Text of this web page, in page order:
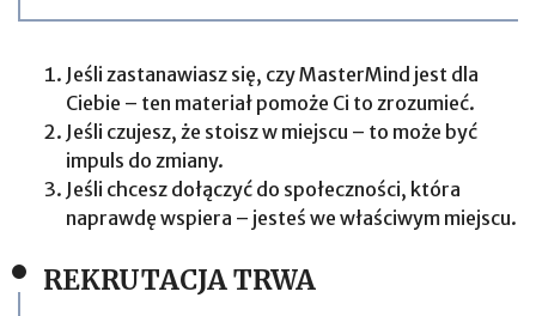
Jeśli zastanawiasz się, czy MasterMind jest dla
Ciebie – ten materiał pomoże Ci to zrozumieć.
Jeśli czujesz, że stoisz w miejscu – to może być
impuls do zmiany.
Jeśli chcesz dołączyć do społeczności, która
naprawdę wspiera – jesteś we właściwym miejscu.
REKRUTACJA TRWA